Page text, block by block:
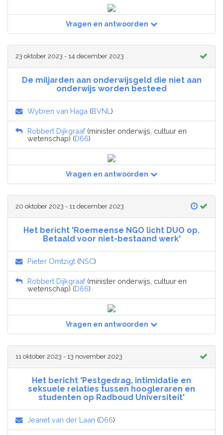
Vragen en antwoorden
23 oktober 2023 - 14 december 2023
De miljarden aan onderwijsgeld die niet aan
onderwijs worden besteed
Wybren van Haga (BVNL )
Robbert Dijkgraaf(minister onderwijs, cultuur en
wetenschap) (D66)
Vragen en antwoorden
20 oktober 2023 - 11 december 2023
Het bericht 'Roemeense NGO licht DUO op.
Betaald voor niet-bestaand werk'
Pieter Omtzigt (NSC)
Robbert Dijkgraaf(minister onderwijs, cultuur en
wetenschap) (D66)
Vragen en antwoorden
11 oktober 2023 - 13 november 2023
Het bericht 'Pestgedrag, intimidatie en
seksuele relaties tussen hoogleraren en
studenten op Radboud Universiteit'
Jeanet van der Laan (D66)